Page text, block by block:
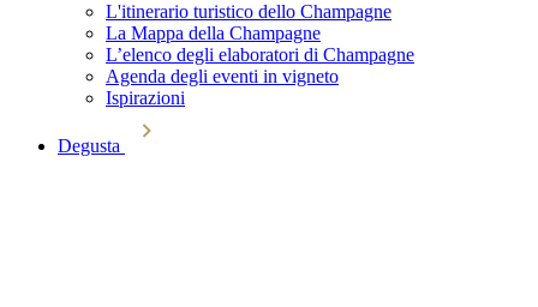
L'itinerario turistico dello Champagne
La Mappa della Champagne
L’elenco degli elaboratori di Champagne
Agenda degli eventi in vigneto
Ispirazioni
Degusta